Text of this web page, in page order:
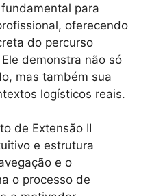
para
oferecendo
do percurso
demonstra não só
mas também sua
logísticos reais.
de Extensão II
e estrutura
e o
o processo de